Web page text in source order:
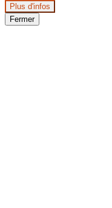
Plus d'infos
Fermer